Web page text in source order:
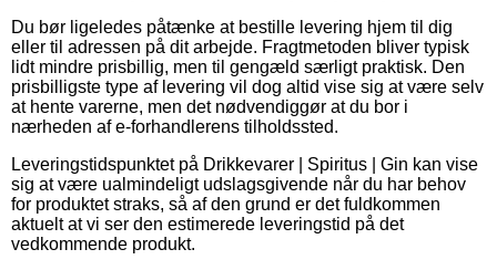
Du bør ligeledes påtænke at bestille levering hjem til dig
eller til adressen på dit arbejde. Fragtmetoden bliver typisk
lidt mindre prisbillig, men til gengæld særligt praktisk. Den
prisbilligste type af levering vil dog altid vise sig at være selv
at hente varerne, men det nødvendiggør at du bor i
nærheden af e-forhandlerens tilholdssted.
Leveringstidspunktet på Drikkevarer | Spiritus | Gin kan vise
sig at være ualmindeligt udslagsgivende når du har behov
for produktet straks, så af den grund er det fuldkommen
aktuelt at vi ser den estimerede leveringstid på det
vedkommende produkt.